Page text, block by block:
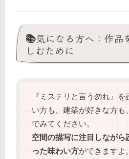
📚気になる方へ：作品
しむために
『ミステリと言う勿れ』
い方も、建築が好きな方も
でみてください。
空間の描写に注目しながら
った味わい方ができますよ。